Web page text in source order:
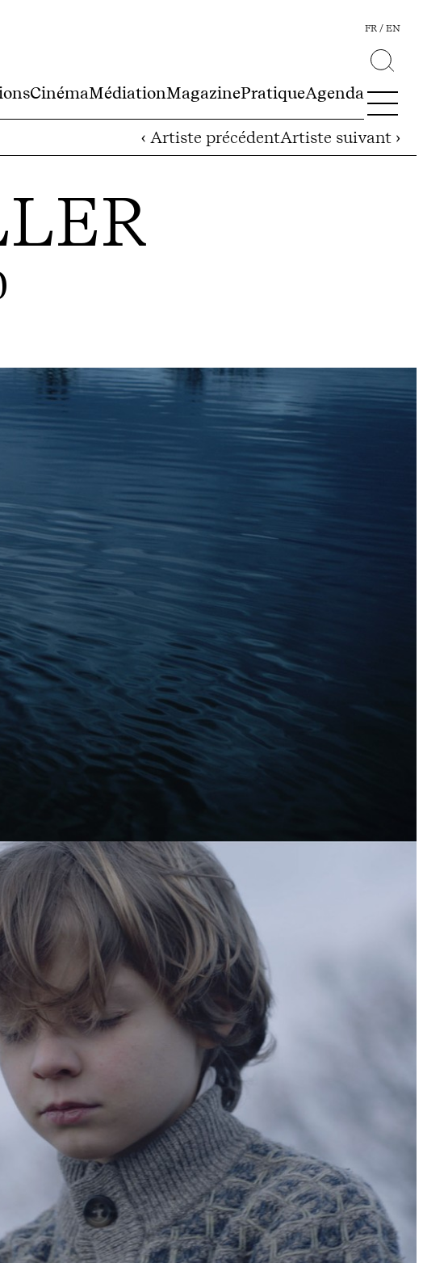
CinémaMédiationMagazinePratiqueAgenda
FR EN
‹ Artiste précédentArtiste suivant ›